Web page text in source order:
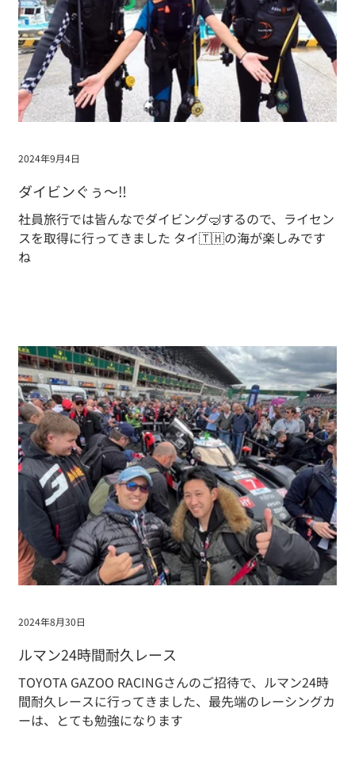
ダイビンぐぅ〜‼️
社員旅行では皆んなでダイビング🤿するので、ライセン
スを取得に行ってきました タイ🇹🇭の海が楽しみです
ね
2024年9月4日
ルマン24時間耐久レース
TOYOTA GAZOO RACINGさんのご招待で、ルマン24時
間耐久レースに行ってきました、最先端のレーシングカ
ーは、とても勉強になります
2024年8月30日